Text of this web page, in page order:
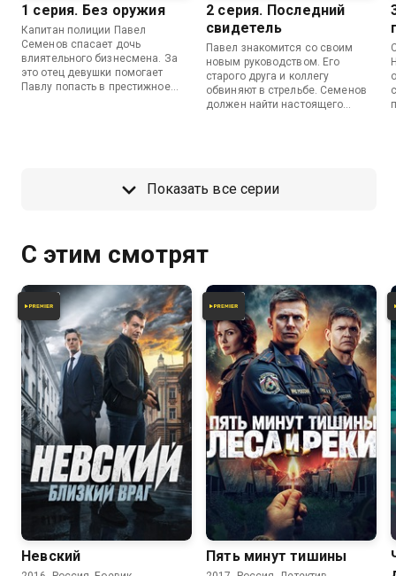
1 серия. Без оружия
Капитан полиции Павел
Семенов спасает дочь
влиятельного бизнесмена. За
это отец девушки помогает
Павлу попасть в престижное
2 серия. Последний
свидетель
Павел знакомится со своим
новым руководством. Его
старого друга и коллегу
обвиняют в стрельбе. Семенов
должен найти настоящего
Показать все серии
С этим смотрят
Невский Пять минут тишины